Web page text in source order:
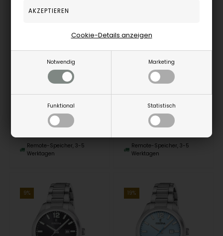
Notwendig Marketing
Funktional Statistisch
Cookie-Details anzeigen
EUR
F20739/4
Remote-Speicher, 3-5
Werktagen
EUR
F20739/2
Remote-Speicher, 3-5
Werktagen
9% 19%